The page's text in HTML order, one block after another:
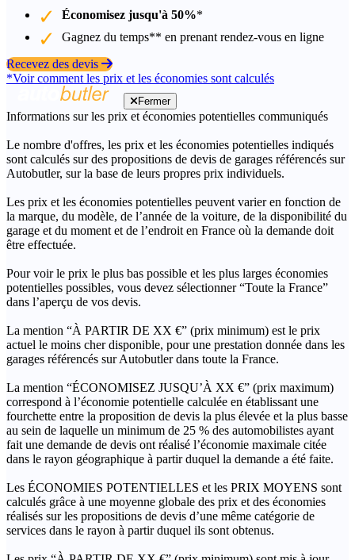
Économisez jusqu'à 50%*
Gagnez du temps** en prenant rendez-vous en ligne
Recevez des devis
*Voir comment les prix et les économies sont calculés
Fermer
Informations sur les prix et économies potentielles communiqués
Le nombre d'offres, les prix et les économies potentielles indiqués
sont calculés sur des propositions de devis de garages référencés sur
Autobutler, sur la base de leurs propres prix individuels.
Les prix et les économies potentielles peuvent varier en fonction de
la marque, du modèle, de l’année de la voiture, de la disponibilité du
garage et du moment et de l’endroit en France où la demande doit
être effectuée.
Pour voir le prix le plus bas possible et les plus larges économies
potentielles possibles, vous devez sélectionner “Toute la France”
dans l’aperçu de vos devis.
La mention “À PARTIR DE XX €” (prix minimum) est le prix
actuel le moins cher disponible, pour une prestation donnée dans les
garages référencés sur Autobutler dans toute la France.
La mention “ÉCONOMISEZ JUSQU’À XX €” (prix maximum)
correspond à l’économie potentielle calculée en établissant une
fourchette entre la proposition de devis la plus élevée et la plus basse
au sein de laquelle un minimum de 25 % des automobilistes ayant
fait une demande de devis ont réalisé l’économie maximale citée
dans le rayon géographique à partir duquel la demande a été faite.
Les ÉCONOMIES POTENTIELLES et les PRIX MOYENS sont
calculés grâce à une moyenne globale des prix et des économies
réalisés sur les propositions de devis d’une même catégorie de
services dans le rayon à partir duquel ils sont obtenus.